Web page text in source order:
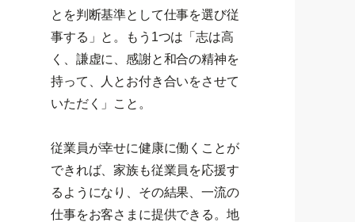
とを判断基準として仕事を選び従
事する」と。もう1つは「志は高
く、謙虚に、感謝と和合の精神を
持って、人とお付き合いをさせて
いただく」こと。
従業員が幸せに健康に働くことが
できれば、家族も従業員を応援す
るようになり、その結果、一流の
仕事をお客さまに提供できる。地